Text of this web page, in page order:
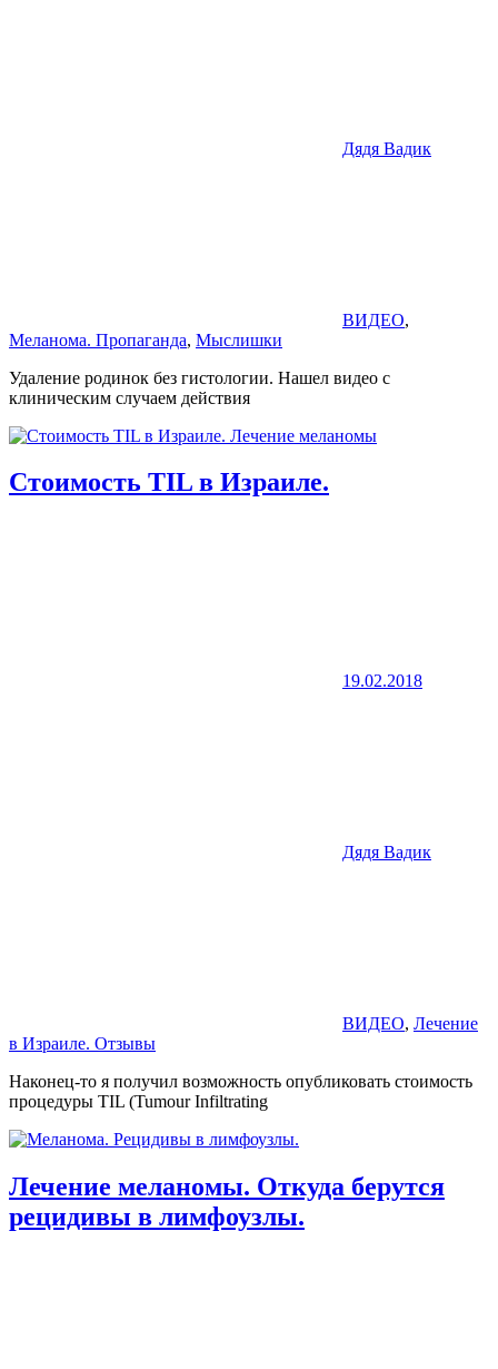
Дядя Вадик
ВИДЕО,
Меланома. Пропаганда, Мыслишки
Удаление родинок без гистологии. Нашел видео с
клиническим случаем действия
Стоимость TIL в Израиле.
19.02.2018
Дядя Вадик
ВИДЕО, Лечение
в Израиле. Отзывы
Наконец-то я получил возможность опубликовать стоимость
процедуры TIL (Tumour Infiltrating
Лечение меланомы. Откуда берутся
рецидивы в лимфоузлы.